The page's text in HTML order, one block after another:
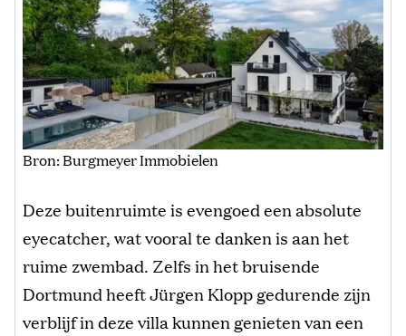
Bron: Burgmeyer Immobielen
Deze buitenruimte is evengoed een absolute
eyecatcher, wat vooral te danken is aan het
ruime zwembad. Zelfs in het bruisende
Dortmund heeft Jürgen Klopp gedurende zijn
verblijf in deze villa kunnen genieten van een